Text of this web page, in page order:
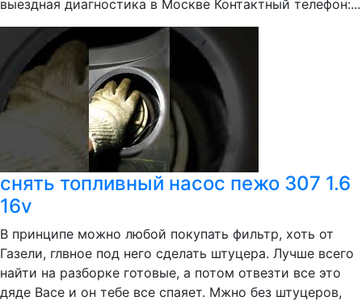
выездная диагностика в Москве Контактный телефон:...
снять топливный насос пежо 307 1.6
16v
В принципе можно любой покупать фильтр, хоть от
Газели, глвное под него сделать штуцера. Лучше всего
найти на разборке готовые, а потом отвезти все это
дяде Васе и он тебе все спаяет. Мжно без штуцеров,